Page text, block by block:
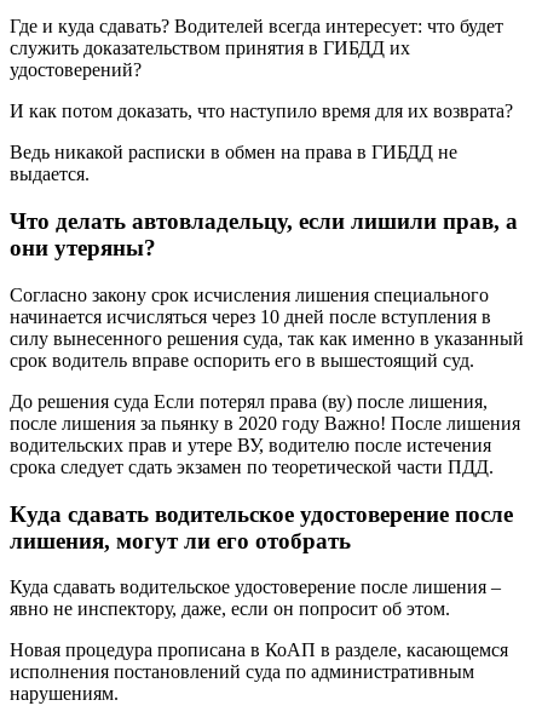
Где и куда сдавать? Водителей всегда интересует: что будет
служить доказательством принятия в ГИБДД их
удостоверений?
И как потом доказать, что наступило время для их возврата?
Ведь никакой расписки в обмен на права в ГИБДД не
выдается.
Что делать автовладельцу, если лишили прав, а
они утеряны?
Согласно закону срок исчисления лишения специального
начинается исчисляться через 10 дней после вступления в
силу вынесенного решения суда, так как именно в указанный
срок водитель вправе оспорить его в вышестоящий суд.
До решения суда Если потерял права (ву) после лишения,
после лишения за пьянку в 2020 году Важно! После лишения
водительских прав и утере ВУ, водителю после истечения
срока следует сдать экзамен по теоретической части ПДД.
Куда сдавать водительское удостоверение после
лишения, могут ли его отобрать
Куда сдавать водительское удостоверение после лишения –
явно не инспектору, даже, если он попросит об этом.
Новая процедура прописана в КоАП в разделе, касающемся
исполнения постановлений суда по административным
нарушениям.